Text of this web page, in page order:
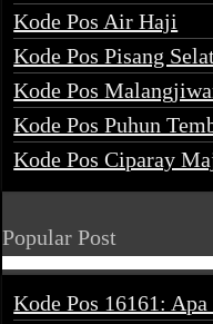
Kode Pos Air Haji
Kode Pos Pisang
Kode Pos
Kode Pos Puhun
Kode Pos Ciparay
Popular Post
Kode Pos 16161: